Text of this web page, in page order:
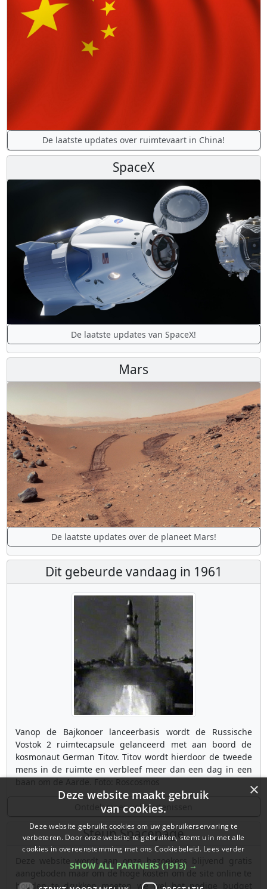
De laatste updates over ruimtevaart in China!
SpaceX
De laatste updates van SpaceX!
Mars
De laatste updates over de planeet Mars!
Dit gebeurde vandaag in 1961
Vanop de Bajkonoer lanceerbasis wordt de Russische
Vostok 2 ruimtecapsule gelanceerd met aan boord de
kosmonaut German Titov. Titov wordt hierdoor de tweede
mens in de ruimte en verbleef meer dan een dag in een
Ontdek meer gebeurtenissen
Steun Spacepage
Deze website wordt aan onze bezoekers blijvend gratis
aangeboden maar om de hoge kosten om de site online te
houden te drukken moeten we wel het nodige budget
×
Deze website maakt gebruik
van cookies.
Deze website gebruikt cookies om uw gebruikerservaring te
verbeteren. Door onze website te gebruiken, stemt u in met alle
cookies in overeenstemming met ons Cookiebeleid. Lees verder
SHOW ALL PARTNERS (1913) →